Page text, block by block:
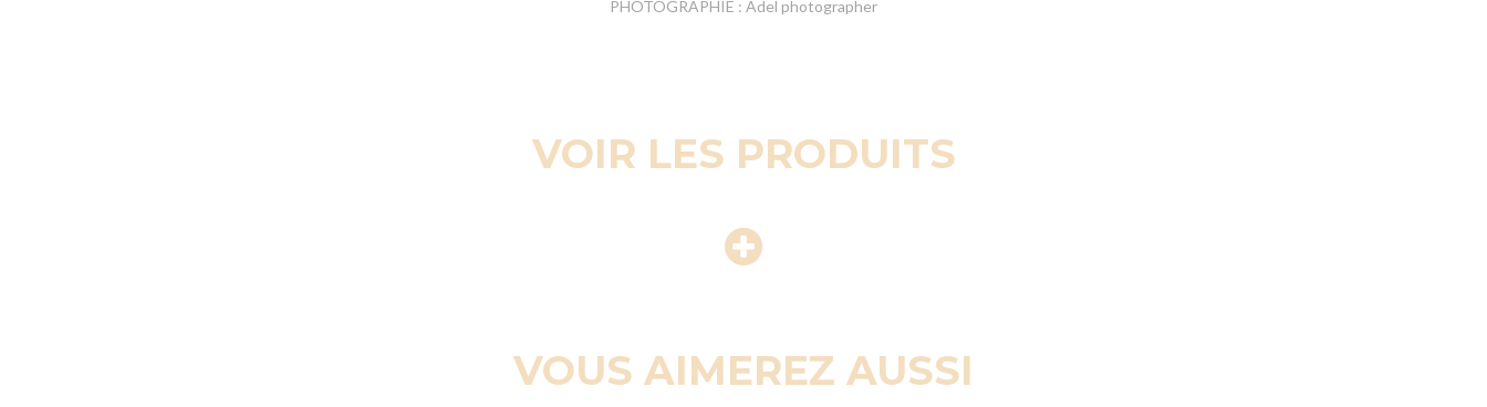
PHOTOGRAPHIE : Adel photographer
VOIR LES PRODUITS
VOUS AIMEREZ AUSSI